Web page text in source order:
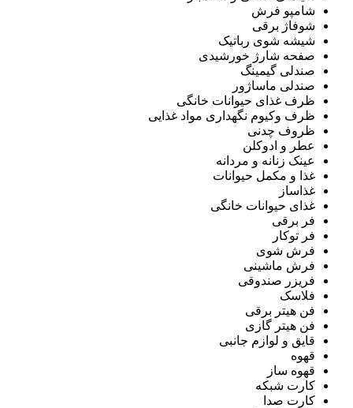
شامپو فرش
شوفاژ برقی
شیشه شوی رباتیک
صفحه شارژ خورشیدی
صندلی گیمینگ
صندلی ماساژور
ظرف غذای حیوانات خانگی
ظرف وکیوم نگهداری مواد غذایی
ظروف چدنی
عطر و ادوکلن
عینک زنانه و مردانه
غذا و مکمل حیوانات
غذاساز
غذای حیوانات خانگی
فر برقی
فر توکار
فرش شوی
فرش ماشینی
فریزر صندوقی
فلاسک
فن هیتر برقی
فن هیتر گازی
قایق و لوازم جانبی
قهوه
قهوه ساز
کارت شبکه
کارت صدا